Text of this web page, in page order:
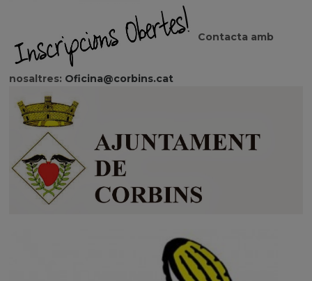
Contacta amb
nosaltres: Oficina@corbins.cat